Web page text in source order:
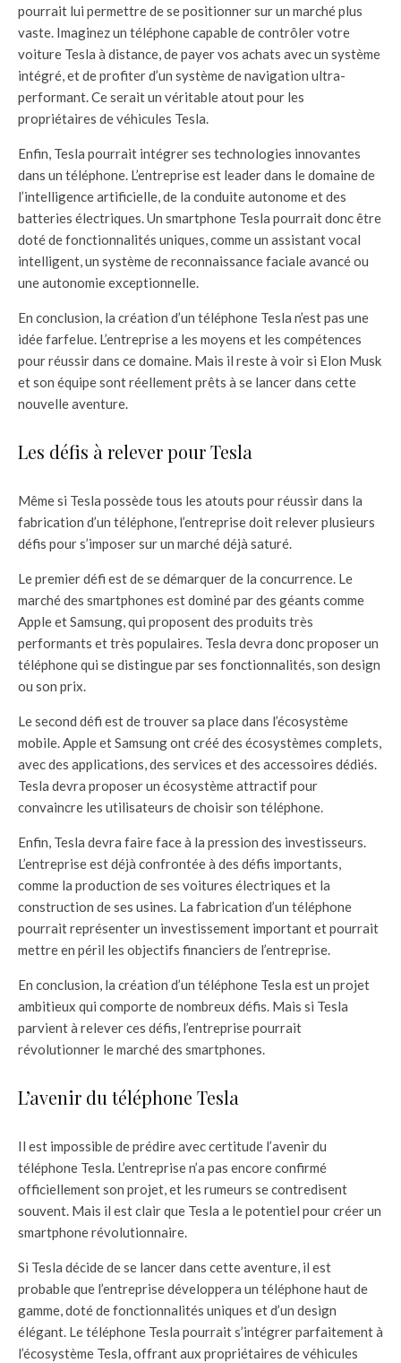
pourrait lui permettre de se positionner sur un marché plus
vaste. Imaginez un téléphone capable de contrôler votre
voiture Tesla à distance, de payer vos achats avec un système
intégré, et de profiter d’un système de navigation ultra-
performant. Ce serait un véritable atout pour les
propriétaires de véhicules Tesla.
Enfin, Tesla pourrait intégrer ses technologies innovantes
dans un téléphone. L’entreprise est leader dans le domaine de
l’intelligence artificielle, de la conduite autonome et des
batteries électriques. Un smartphone Tesla pourrait donc être
doté de fonctionnalités uniques, comme un assistant vocal
intelligent, un système de reconnaissance faciale avancé ou
une autonomie exceptionnelle.
En conclusion, la création d’un téléphone Tesla n’est pas une
idée farfelue. L’entreprise a les moyens et les compétences
pour réussir dans ce domaine. Mais il reste à voir si Elon Musk
et son équipe sont réellement prêts à se lancer dans cette
nouvelle aventure.
Les défis à relever pour Tesla
Même si Tesla possède tous les atouts pour réussir dans la
fabrication d’un téléphone, l’entreprise doit relever plusieurs
défis pour s’imposer sur un marché déjà saturé.
Le premier défi est de se démarquer de la concurrence. Le
marché des smartphones est dominé par des géants comme
Apple et Samsung, qui proposent des produits très
performants et très populaires. Tesla devra donc proposer un
téléphone qui se distingue par ses fonctionnalités, son design
ou son prix.
Le second défi est de trouver sa place dans l’écosystème
mobile. Apple et Samsung ont créé des écosystèmes complets,
avec des applications, des services et des accessoires dédiés.
Tesla devra proposer un écosystème attractif pour
convaincre les utilisateurs de choisir son téléphone.
Enfin, Tesla devra faire face à la pression des investisseurs.
L’entreprise est déjà confrontée à des défis importants,
comme la production de ses voitures électriques et la
construction de ses usines. La fabrication d’un téléphone
pourrait représenter un investissement important et pourrait
mettre en péril les objectifs financiers de l’entreprise.
En conclusion, la création d’un téléphone Tesla est un projet
ambitieux qui comporte de nombreux défis. Mais si Tesla
parvient à relever ces défis, l’entreprise pourrait
révolutionner le marché des smartphones.
L’avenir du téléphone Tesla
Il est impossible de prédire avec certitude l’avenir du
téléphone Tesla. L’entreprise n’a pas encore confirmé
officiellement son projet, et les rumeurs se contredisent
souvent. Mais il est clair que Tesla a le potentiel pour créer un
smartphone révolutionnaire.
Si Tesla décide de se lancer dans cette aventure, il est
probable que l’entreprise développera un téléphone haut de
gamme, doté de fonctionnalités uniques et d’un design
élégant. Le téléphone Tesla pourrait s’intégrer parfaitement à
l’écosystème Tesla, offrant aux propriétaires de véhicules